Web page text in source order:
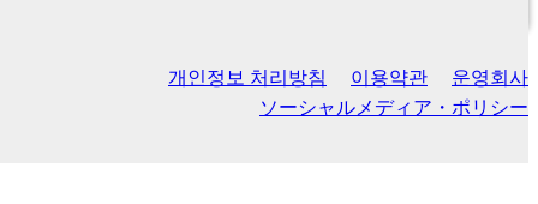
개인정보 처리방침 이용약관
운영회사
ソーシャルメディア・ポリシー